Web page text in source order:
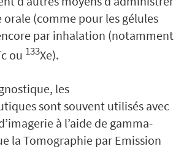
orale (comme pour les gélules
par inhalation (notamment
ou 133Xe).
les
sont souvent utilisés avec
à l’aide de gamma-
la Tomographie par Emission